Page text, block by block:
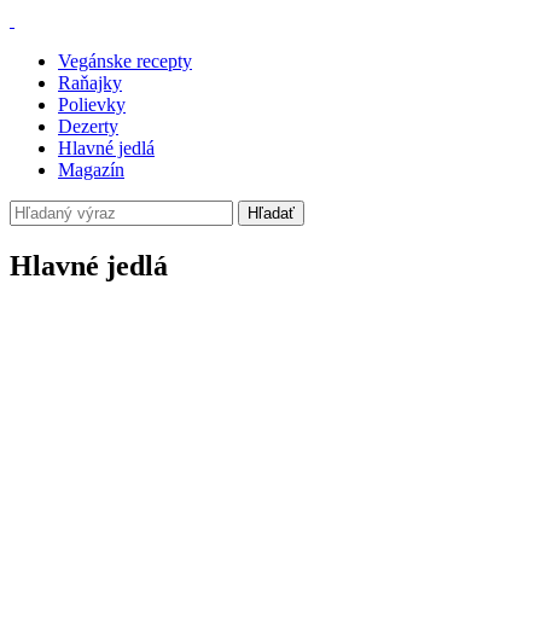
Vegánske recepty
Raňajky
Polievky
Dezerty
Hlavné jedlá
Magazín
Hľadať
Hlavné jedlá